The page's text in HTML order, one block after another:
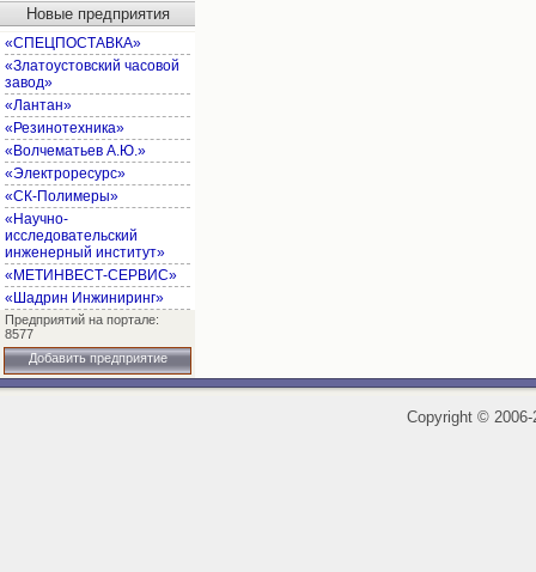
Новые предприятия
«СПЕЦПОСТАВКА»
«Златоустовский часовой
завод»
«Лантан»
«Резинотехника»
«Волчематьев А.Ю.»
«Электроресурс»
«СК-Полимеры»
«Научно-
исследовательский
инженерный институт»
«МЕТИНВЕСТ-СЕРВИС»
«Шадрин Инжиниринг»
Предприятий на портале:
8577
Добавить предприятие
Copyright ©